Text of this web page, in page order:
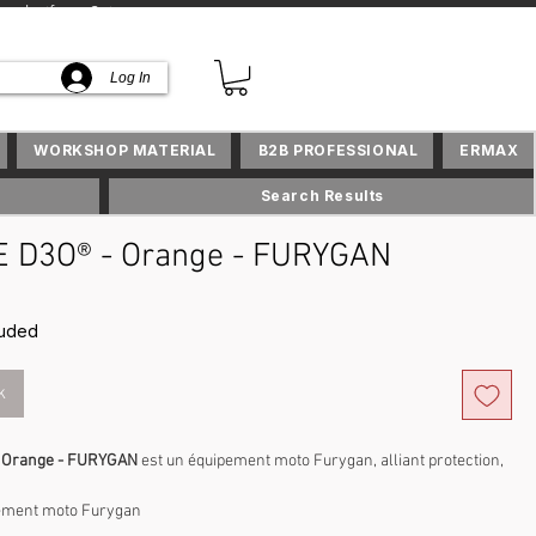
en Suisse
Log In
D3O® - Orange - FURYGAN
- FURYGANest un équipement moto Furygan, alliant protection,
moto Furygan
WORKSHOP MATERIAL B2B PROFESSIONAL ERMAX
Search Results